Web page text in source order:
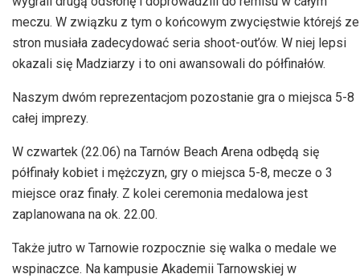
meczu. W związku z tym o końcowym zwycięstwie którejś ze
stron musiała zadecydować seria shoot-out’ów. W niej lepsi
okazali się Madziarzy i to oni awansowali do półfinałów.
Naszym dwóm reprezentacjom pozostanie gra o miejsca 5-8
całej imprezy.
W czwartek (22.06) na Tarnów Beach Arena odbędą się
półfinały kobiet i mężczyzn, gry o miejsca 5-8, mecze o 3
miejsce oraz finały. Z kolei ceremonia medalowa jest
zaplanowana na ok. 22.00.
Także jutro w Tarnowie rozpocznie się walka o medale we
wspinaczce. Na kampusie Akademii Tarnowskiej w